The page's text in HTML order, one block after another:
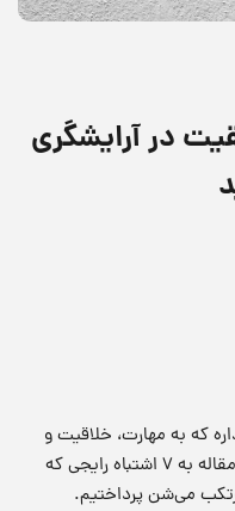
در آرایشگری
که به مهارت، خلاقیت و
ارتباط قوی با مشتری‌ها نیاز داره. در این مقاله به ۷ اشتباه رایجی که
می‌شن پرداختیم.